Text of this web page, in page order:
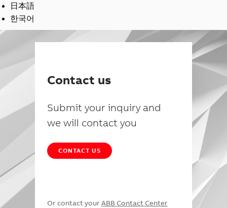
日本語
한국어
Contact us
Submit your inquiry and
we will contact you
CONTACT US
Or contact your ABB Contact Center